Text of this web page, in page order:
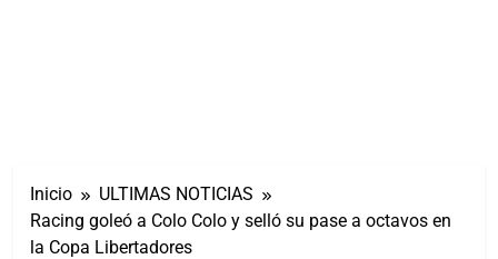
Inicio
ULTIMAS NOTICIAS
Racing goleó a Colo Colo y selló su pase a octavos en
la Copa Libertadores